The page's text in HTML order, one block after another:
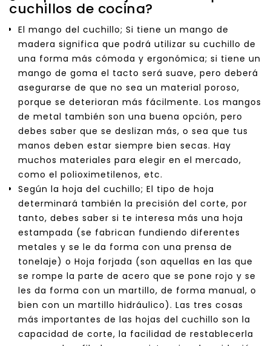
cuchillos de cocina?
El mango del cuchillo; Si tiene un mango de
madera significa que podrá utilizar su cuchillo de
una forma más cómoda y ergonómica; si tiene un
mango de goma el tacto será suave, pero deberá
asegurarse de que no sea un material poroso,
porque se deterioran más fácilmente. Los mangos
de metal también son una buena opción, pero
debes saber que se deslizan más, o sea que tus
manos deben estar siempre bien secas. Hay
muchos materiales para elegir en el mercado,
como el polioximetilenos, etc.
Según la hoja del cuchillo; El tipo de hoja
determinará también la precisión del corte, por
tanto, debes saber si te interesa más una hoja
estampada (se fabrican fundiendo diferentes
metales y se le da forma con una prensa de
tonelaje) o Hoja forjada (son aquellas en las que
se rompe la parte de acero que se pone rojo y se
les da forma con un martillo, de forma manual, o
bien con un martillo hidráulico). Las tres cosas
más importantes de las hojas del cuchillo son la
capacidad de corte, la facilidad de restablecerla